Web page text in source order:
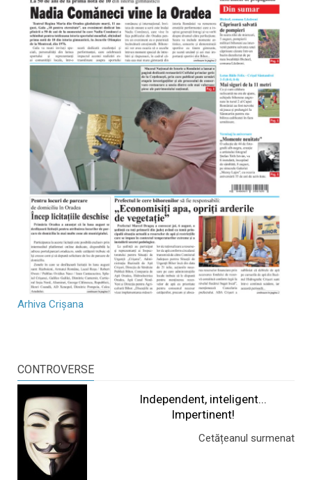
Arhiva Crișana
CONTROVERSE
Independent, inteligent...
Impertinent!
Cetățeanul surmenat